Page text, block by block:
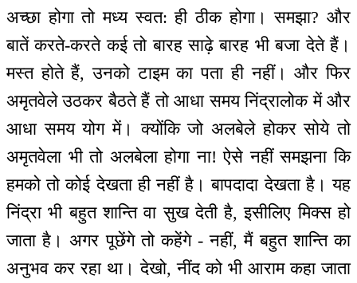
अच्छा होगा तो मध्य स्वत: ही ठीक होगा। समझा? और
बातें करते-करते कई तो बारह साढ़े बारह भी बजा देते हैं।
मस्त होते हैं, उनको टाइम का पता ही नहीं। और फिर
अमृतवेले उठकर बैठते हैं तो आधा समय निंद्रालोक में और
आधा समय योग में। क्योंकि जो अलबेले होकर सोये तो
अमृतवेला भी तो अलबेला होगा ना! ऐसे नहीं समझना कि
हमको तो कोई देखता ही नहीं है। बापदादा देखता है। यह
निंद्रा भी बहुत शान्ति वा सुख देती है, इसीलिए मिक्स हो
जाता है। अगर पूछेंगे तो कहेंगे - नहीं, मैं बहुत शान्ति का
अनुभव कर रहा था। देखो, नींद को भी आराम कहा जाता